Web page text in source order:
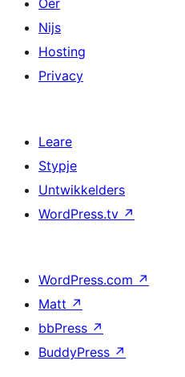
Nijs
Hosting
Privacy
Leare
Stypje
Untwikkelders
WordPress.tv ↗
WordPress.com ↗
Matt ↗
bbPress ↗
BuddyPress ↗